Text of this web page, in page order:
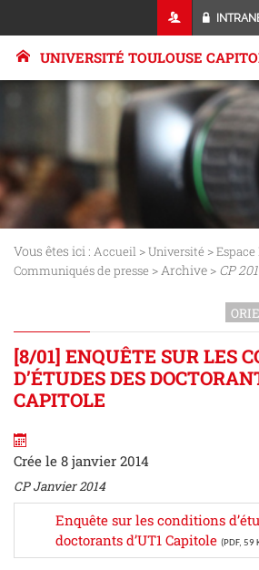
UNIVERSITÉ TOULOUSE
Vous êtes ici : Accueil >Université >
Communiqués de presse > Archive > CP
[8/01] ENQUÊTE SUR LES
D’ÉTUDES DES
CAPITOLE
Crée le 8 janvier 2014
CP Janvier 2014
Enquête sur les conditions
doctorants d’UT1 Capitole (PDF, 59